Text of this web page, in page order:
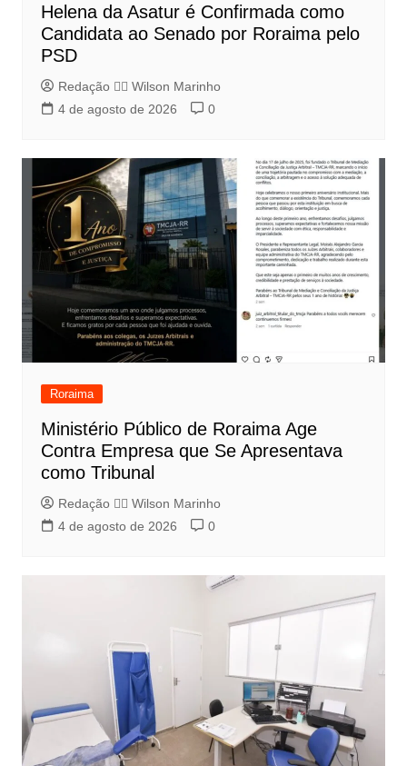
Helena da Asatur é Confirmada como
Candidata ao Senado por Roraima pelo
PSD
Redação 👨‍⚖️​ Wilson Marinho
4 de agosto de 2026
0
Roraima
Ministério Público de Roraima Age
Contra Empresa que Se Apresentava
como Tribunal
Redação 👨‍⚖️​ Wilson Marinho
4 de agosto de 2026
0